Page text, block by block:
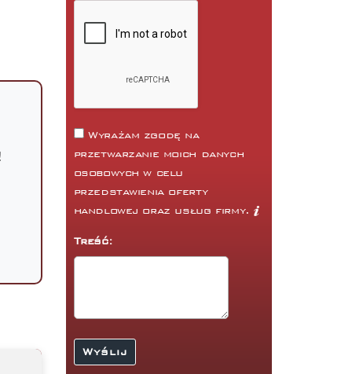
Wyrażam zgodę na
przetwarzanie moich danych
osobowych w celu
przedstawienia oferty
handlowej oraz usług firmy.
Treść: